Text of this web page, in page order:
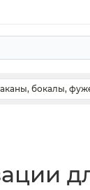
бокалы,